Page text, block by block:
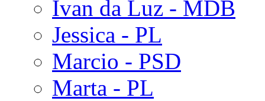
Ivan da Luz - MDB
Jessica - PL
Marcio - PSD
Marta - PL